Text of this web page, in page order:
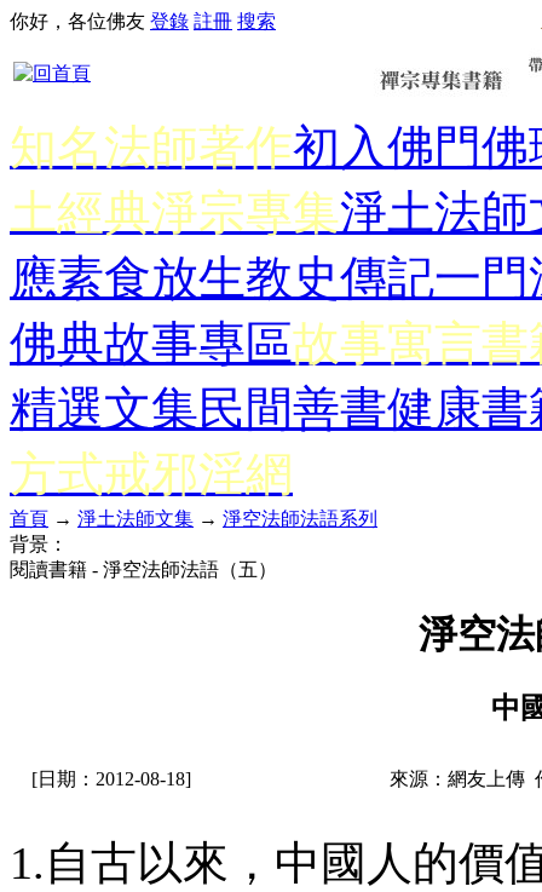
你好，各位佛友 登錄 註冊 搜索
知名法師著作初入佛門佛
土經典淨宗專集淨土法師
應素食放生教史傳記一門
佛典故事專區故事寓言書
精選文集民間善書健康書
方式戒邪淫網
首頁 → 淨土法師文集 → 淨空法師法語系列
背景：
閱讀書籍 - 淨空法師法語（五）
淨空
中
[日期：2012-08-18] 來源：網友上傳
1.自古以來，中國人的價